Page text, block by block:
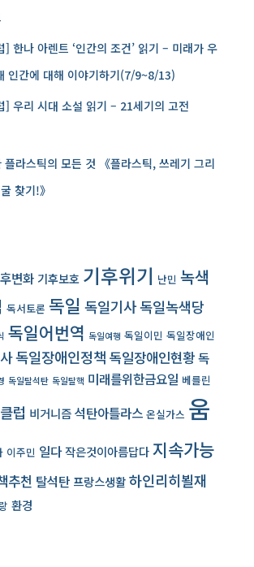
] 한나 아렌트 ‘인간의 조건’ 읽기 – 미래가 우
인간에 대해 이야기하기(7/9~8/13)
] 우리 시대 소설 읽기 – 21세기의 고전
플라스틱의 모든 것 《플라스틱, 쓰레기 그리
찾기!》
변화 기후보호 기후위기 난민 녹색
독서토론 독일 독일기사독일녹색당
독일어번역 독일여행 독일이민 독일장애인
독일장애인정책 독일장애인현황독
독일탈석탄 독일탈핵 미래를위한금요일 베를린
럽 비거니즘석탄아틀라스 온실가스 움
이주민 일다작은것이아름답다지속가능
추천 탈석탄 프랑스생활하인리히뵐재
환경